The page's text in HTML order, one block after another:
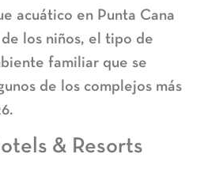
acuático en Punta Cana
los niños, el tipo de
familiar que se
de los complejos más
& Resorts